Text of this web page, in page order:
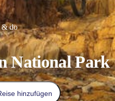
& do
National Park
hinzufügen